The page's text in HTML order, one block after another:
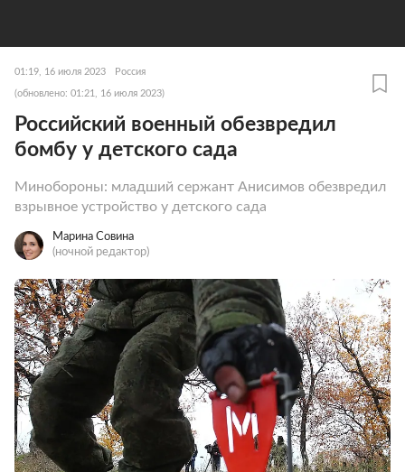
01:19, 16 июля 2023 Россия
(обновлено: 01:21, 16 июля 2023)
Российский военный обезвредил
бомбу у детского сада
Минобороны: младший сержант Анисимов обезвредил
взрывное устройство у детского сада
Марина Совина
(ночной редактор)